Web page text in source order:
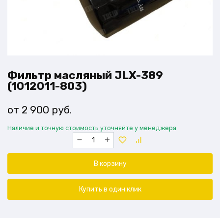
Фильтр масляный JLX-389
(1012011-803)
2 900 руб.
Наличие и точную стоимость уточняйте у менеджера
Количество
товара
Фильтр
масляный
389
(1012011-
В корзину
Купить в один клик